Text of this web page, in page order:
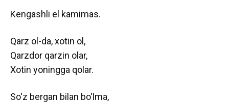
Kengashli el kamimas.
Qarz ol-da, xotin ol,
Qarzdor qarzin olar,
Xotin yoningga qolar.
So‘z bergan bilan bo‘lma,